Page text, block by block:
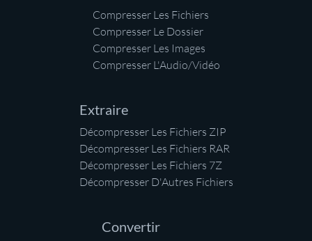
Compresser Les Fichiers
Compresser Le Dossier
Compresser Les Images
Compresser L'Audio/Vidéo
Extraire
Décompresser Les Fichiers ZIP
Décompresser Les Fichiers RAR
Décompresser Les Fichiers 7Z
Décompresser D'Autres Fichiers
Convertir